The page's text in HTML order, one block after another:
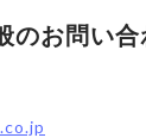
のお問い合